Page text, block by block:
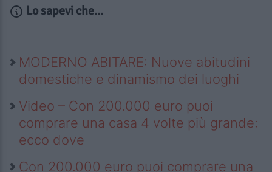
Lo sapevi che...
MODERNO ABITARE: Nuove abitudini
domestiche e dinamismo dei luoghi
Video – Con 200.000 euro puoi
comprare una casa 4 volte più grande:
ecco dove
Con 200.000 euro puoi comprare una